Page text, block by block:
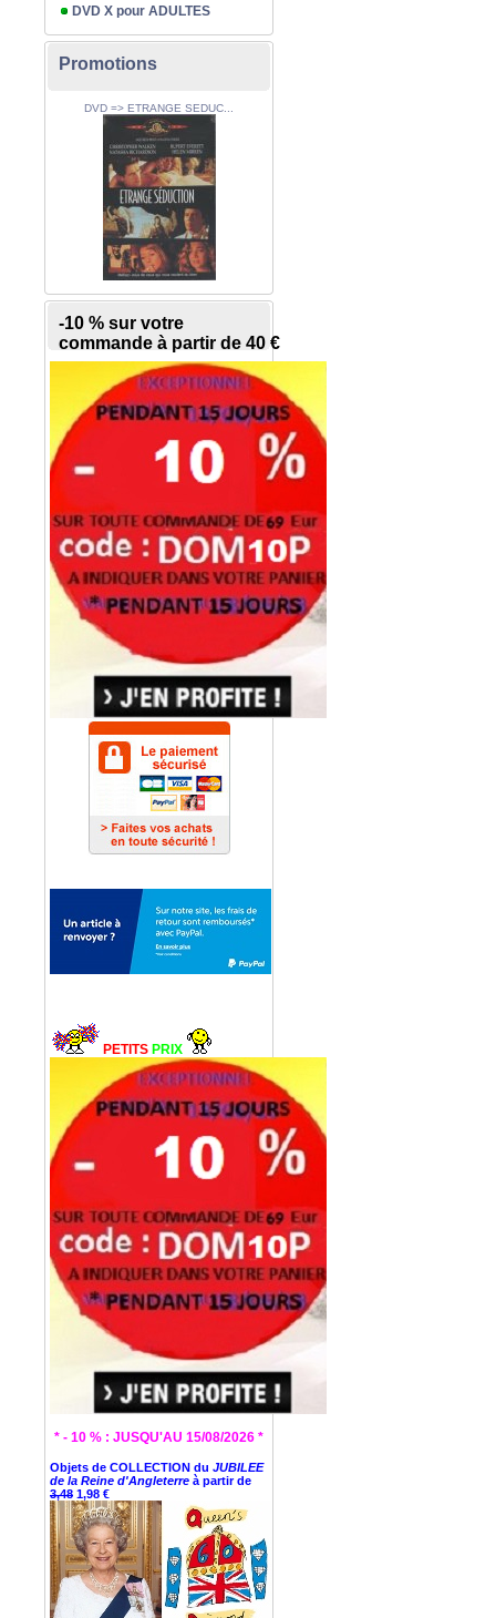
DVD X pour ADULTES
Promotions
DVD => ETRANGE SEDUC...
-10 % sur votre
commande à partir de 40 €
PETITS PRIX
* - 10 % : JUSQU'AU 15/08/2026 *
Objets de COLLECTION du JUBILEE
de la Reine d'Angleterre à partir de
3,48 1,98 €